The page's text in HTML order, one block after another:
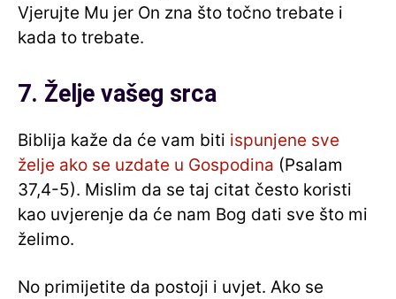
Vjerujte Mu jer On zna što točno trebate i
kada to trebate.
7. Želje vašeg srca
Biblija kaže da će vam biti ispunjene sve
želje ako se uzdate u Gospodina (Psalam
37,4-5). Mislim da se taj citat često koristi
kao uvjerenje da će nam Bog dati sve što mi
želimo.
No primijetite da postoji i uvjet. Ako se